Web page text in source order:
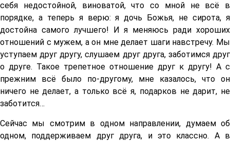
себя недостойной, виноватой, что со мной не всё в
порядке, а теперь я верю: я дочь Божья, не сирота, я
достойна самого лучшего! И я меняюсь ради хороших
отношений с мужем, а он мне делает шаги навстречу. Мы
уступаем друг другу, слушаем друг друга, заботимся друг
о друге. Такое трепетное отношение друг к другу! А с
прежним всё было по-другому, мне казалось, что он
ничего не делает, а только всё я, подарков не дарит, не
заботится…
Сейчас мы смотрим в одном направлении, думаем об
одном, поддерживаем друг друга, и это классно. А в